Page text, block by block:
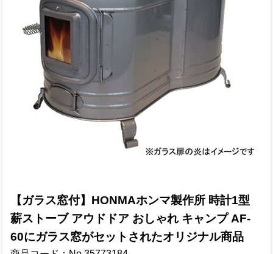
【ガラス窓付】HONMAホンマ製作所 時計1型
薪ストーブ アウドドア おしゃれ キャンプ AF-
60にガラス窓がセットされたオリジナル商品